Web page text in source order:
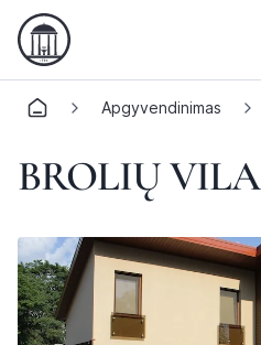
Apgyvendinimas
BROLIŲ VILA